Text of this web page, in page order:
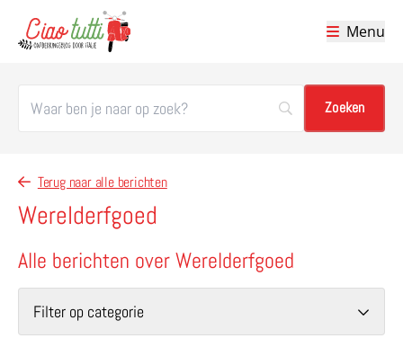
Menu
Terug naar alle berichten
Werelderfgoed
Alle berichten over Werelderfgoed
Filter op categorie